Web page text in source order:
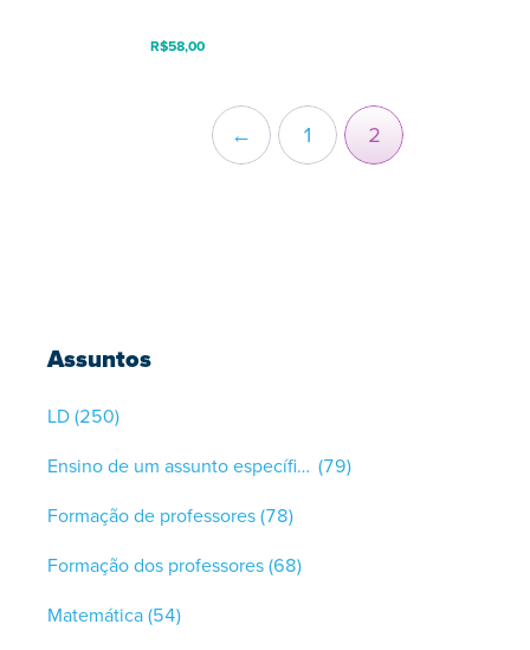
Assuntos
LD(250)
Ensino de um assunto específico (79)
Formação de professores(78)
Formação dos professores(68)
Matemática(54)
R$58,00
← 1 2